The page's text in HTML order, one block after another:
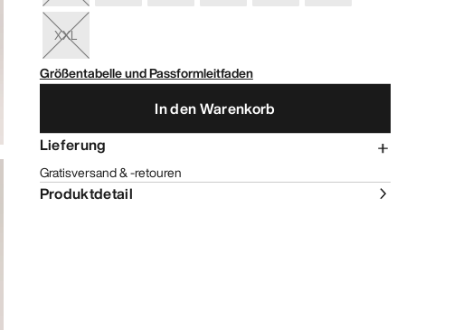
XXL
Größentabelle und Passformleitfaden
In den Warenkorb
Lieferung
Gratisversand & -retouren
Produktdetail